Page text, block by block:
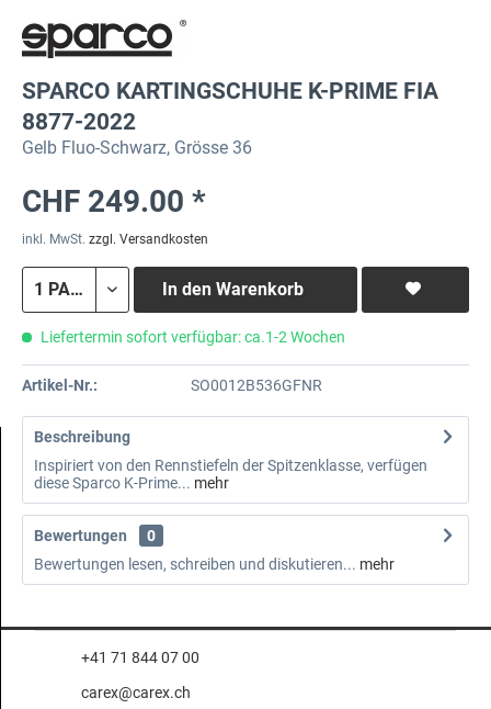
SPARCO KARTINGSCHUHE K-PRIME FIA
8877-2022
Gelb Fluo-Schwarz, Grösse 36
CHF 249.00 *
inkl. MwSt. zzgl. Versandkosten
In den Warenkorb
Liefertermin sofort verfügbar: ca.1-2 Wochen
Artikel-Nr.: SO0012B536GFNR
Beschreibung
Inspiriert von den Rennstiefeln der Spitzenklasse, verfügen
diese Sparco K-Prime... mehr
Bewertungen
0
Bewertungen lesen, schreiben und diskutieren... mehr
+41 71 844 07 00
carex@carex.ch